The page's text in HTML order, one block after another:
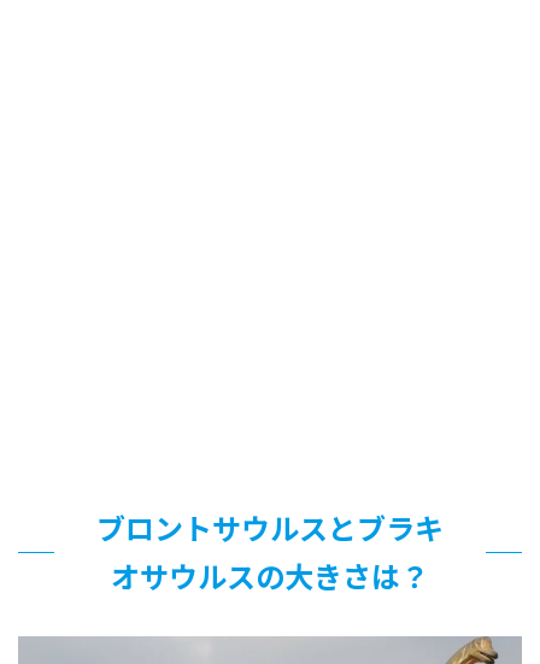
ブロントサウルスとブラキ
オサウルスの大きさは？